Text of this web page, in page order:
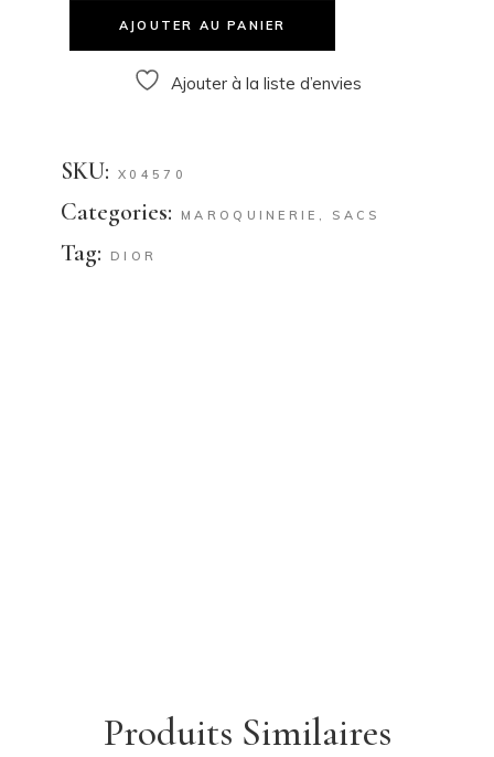
AJOUTER AU PANIER
Ajouter à la liste d’envies
SKU: X04570
Categories: MAROQUINERIE , SACS
Tag: DIOR
Produits Similaires